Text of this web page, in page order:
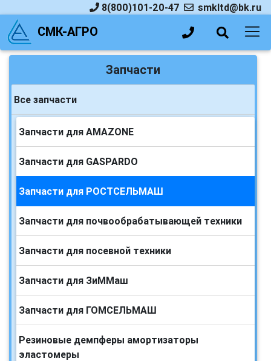
8(800)101-20-47 smkltd@bk.ru
СМК-АГРО
Запчасти
Все запчасти
Запчасти для AMAZONE
Запчасти для GASPARDO
Запчасти для РОСТСЕЛЬМАШ
Запчасти для почвообрабатывающей техники
Запчасти для посевной техники
Запчасти для ЗиММаш
Запчасти для ГОМСЕЛЬМАШ
Резиновые демпферы амортизаторы
эластомеры